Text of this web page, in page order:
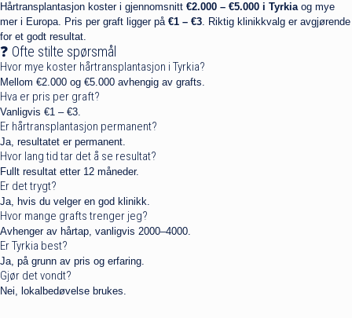
Hårtransplantasjon koster i gjennomsnitt €2.000 – €5.000 i Tyrkiaog mye
mer i Europa. Pris per graft ligger på €1 – €3. Riktig klinikkvalg er avgjørende
for et godt resultat.
❓ Ofte stilte spørsmål
Hvor mye koster hårtransplantasjon i Tyrkia?
Mellom €2.000 og €5.000 avhengig av grafts.
Hva er pris per graft?
Vanligvis €1 – €3.
Er hårtransplantasjon permanent?
Ja, resultatet er permanent.
Hvor lang tid tar det å se resultat?
Fullt resultat etter 12 måneder.
Er det trygt?
Ja, hvis du velger en god klinikk.
Hvor mange grafts trenger jeg?
Avhenger av hårtap, vanligvis 2000–4000.
Er Tyrkia best?
Ja, på grunn av pris og erfaring.
Gjør det vondt?
Nei, lokalbedøvelse brukes.